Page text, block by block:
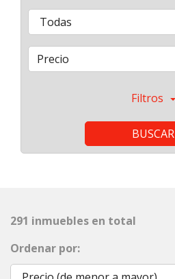
Precio
Filtros
BUSCAR
291 inmuebles en total
Ordenar por: